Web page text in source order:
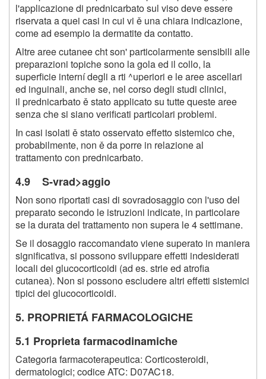
l'applicazione di prednicarbato sul viso deve essere
riservata a quei casi in cui vi ě una chiara indicazione,
come ad esempio la dermatite da contatto.
Altre aree cutanee cht son' particolarmente sensibili alle
preparazioni topiche sono la gola ed il collo, la
superficie interní degli a rti ^uperiori e le aree ascellari
ed inguinali, anche se, nel corso degli studi clinici,
il prednicarbato ě stato applicato su tutte queste aree
senza che si siano verificati particolari problemi.
In casi isolati ě stato osservato effetto sistemico che,
probabilmente, non ě da porre in relazione al
trattamento con prednicarbato.
4.9 S-vrad>aggio
Non sono riportati casi di sovradosaggio con l'uso del
preparato secondo le istruzioni indicate, in particolare
se la durata del trattamento non supera le 4 settimane.
Se il dosaggio raccomandato viene superato in maniera
significativa, si possono sviluppare effetti indesiderati
locali dei glucocorticoidi (ad es. strie ed atrofia
cutanea). Non si possono escludere altri effetti sistemici
tipici dei glucocorticoidi.
5. PROPRIETÁ FARMACOLOGICHE
5.1 Proprieta farmacodinamiche
Categoria farmacoterapeutica: Corticosteroidi,
dermatologici; codice ATC: D07AC18.